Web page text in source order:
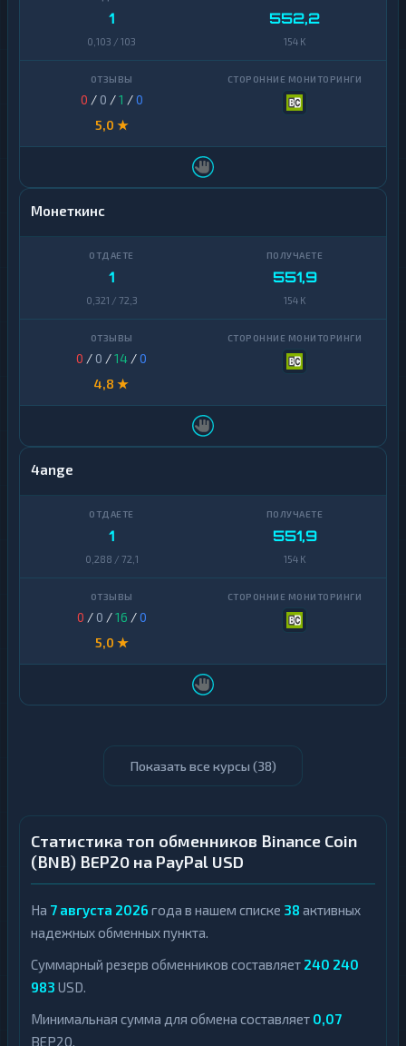
1
0,103 / 103
552,2
154 K
0 / 0 /1 /0
5,0 ★
Монеткинс
1
0,321 / 72,3
551,9
154 K
0 / 0 /14 /0
4,8 ★
4ange
1
0,288 / 72,1
551,9
154 K
0 / 0 /16 /0
5,0 ★
Показать все курсы (38)
Статистика топ обменников Binance Coin
(BNB) BEP20 на PayPal USD
На 7 августа 2026 года в нашем списке 38 активных
надежных обменных пункта.
Суммарный резерв обменников составляет 240 240
983 USD.
Минимальная сумма для обмена составляет 0,07
BEP20.